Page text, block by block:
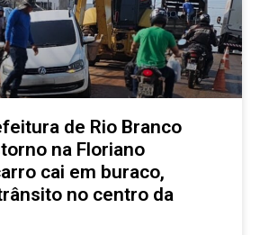
de Rio Branco
na Floriano
cai em buraco,
no centro da